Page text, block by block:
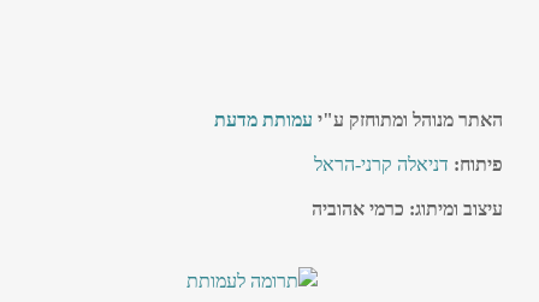
האתר מנוהל ומתוחזק ע"י עמותת מדעת
פיתוח: דניאלה קרני-הראל
עיצוב ומיתוג: כרמי אהוביה